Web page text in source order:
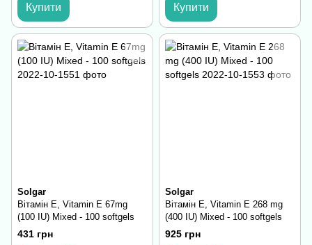
Купити Купити
Solgar
Вітамін Е, Vitamin E 67mg
(100 IU) Mixed - 100 softgels
431 грн
Solgar
Вітамін Е, Vitamin E 268 mg
(400 IU) Mixed - 100 softgels
925 грн